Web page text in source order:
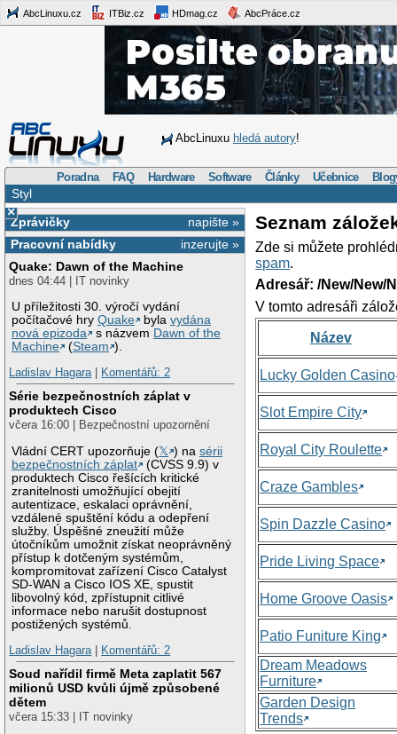
AbcLinuxu.cz ITBiz.cz HDmag.cz AbcPráce.cz
AbcLinuxu hledá autory!
Poradna FAQ Hardware Software Články Učebnice
Styl
×
napište »
Zprávičky
inzerujte »
Pracovní nabídky
Quake: Dawn of the Machine
dnes 04:44 | IT novinky
U příležitosti 30. výročí vydání
počítačové hryQuake bylavydána
nová epizoda
s názvem Dawn of the
Machine
(Steam ).
Ladislav Hagara| Komentářů: 2
Série bezpečnostních záplat v
produktech Cisco
včera 16:00 | Bezpečnostní upozornění
Vládní CERT upozorňuje (𝕏 ) nasérii
bezpečnostních záplat
(CVSS 9.9) v
produktech Cisco řešících kritické
zranitelnosti umožňující obejití
autentizace, eskalaci oprávnění,
vzdálené spuštění kódu a odepření
služby. Úspěšné zneužití může
útočníkům umožnit získat neoprávněný
přístup k dotčeným systémům,
kompromitovat zařízení Cisco Catalyst
SD-WAN a Cisco IOS XE, spustit
libovolný kód, zpřístupnit citlivé
informace nebo narušit dostupnost
postižených systémů.
Ladislav Hagara| Komentářů: 2
Soud nařídil firmě Meta zaplatit 567
milionů USD kvůli újmě způsobené
dětem
včera 15:33 | IT novinky
Seznam
Zde si můžete
spam.
Adresář: /New/New/
V tomto adresáři
Název
Lucky Golden Casino
Slot Empire City
Royal City Roulette
Craze Gambles
Spin Dazzle Casino
Pride Living Space
Home Groove Oasis
Patio Funiture King
Dream Meadows
Furniture
Garden Design
Trends